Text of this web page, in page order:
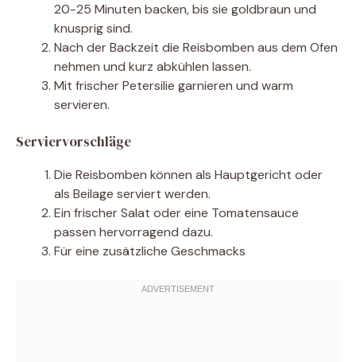
20-25 Minuten backen, bis sie goldbraun und
knusprig sind.
Nach der Backzeit die Reisbomben aus dem Ofen
nehmen und kurz abkühlen lassen.
Mit frischer Petersilie garnieren und warm
servieren.
Serviervorschläge
Die Reisbomben können als Hauptgericht oder
als Beilage serviert werden.
Ein frischer Salat oder eine Tomatensauce
passen hervorragend dazu.
Für eine zusätzliche Geschmacks